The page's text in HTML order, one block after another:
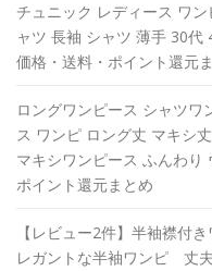
チュニック レディース ワ
ャツ 長袖 シャツ 薄手 30代
価格・送料・ポイント還元
ロングワンピース シャツワ
ス ワンピ ロング丈 マキシ
マキシワンピース ふんわり
ポイント還元まとめ
【レビュー2件】半袖襟
レガントな半袖ワンピ 丈